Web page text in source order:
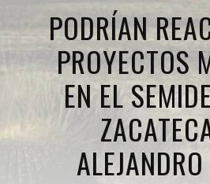
PODRÍAN
PROYECTOS
EN EL